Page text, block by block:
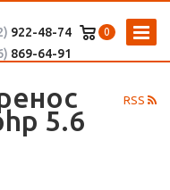
0
922-48-74
869-64-91
RSS
5.6